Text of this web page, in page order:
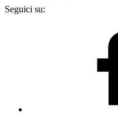
Seguici su: